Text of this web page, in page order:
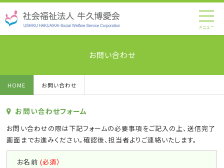
メニュー
HOME お問い合わせ
お問い合わせフォーム
お問い合わせの際は下記フォームの必要事項をご記入の上、送信完了
画面までお進みください。確認後、担当者よりご連絡いたします。
お名前 (必須）